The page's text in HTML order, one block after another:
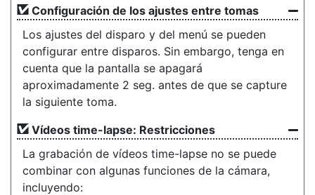
Configuración de los ajustes entre tomas
Los ajustes del disparo y del menú se pueden
configurar entre disparos. Sin embargo, tenga en
cuenta que la pantalla se apagará
aproximadamente 2 seg. antes de que se capture
la siguiente toma.
Vídeos time-lapse: Restricciones
La grabación de vídeos time-lapse no se puede
combinar con algunas funciones de la cámara,
incluyendo: